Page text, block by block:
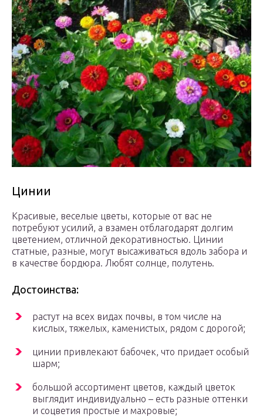
Цинии
Красивые, веселые цветы, которые от вас не
потребуют усилий, а взамен отблагодарят долгим
цветением, отличной декоративностью. Цинии
статные, разные, могут высаживаться вдоль забора и
в качестве бордюра. Любят солнце, полутень.
Достоинства:
растут на всех видах почвы, в том числе на
кислых, тяжелых, каменистых, рядом с дорогой;
цинии привлекают бабочек, что придает особый
шарм;
большой ассортимент цветов, каждый цветок
выглядит индивидуально – есть разные оттенки
и соцветия простые и махровые;